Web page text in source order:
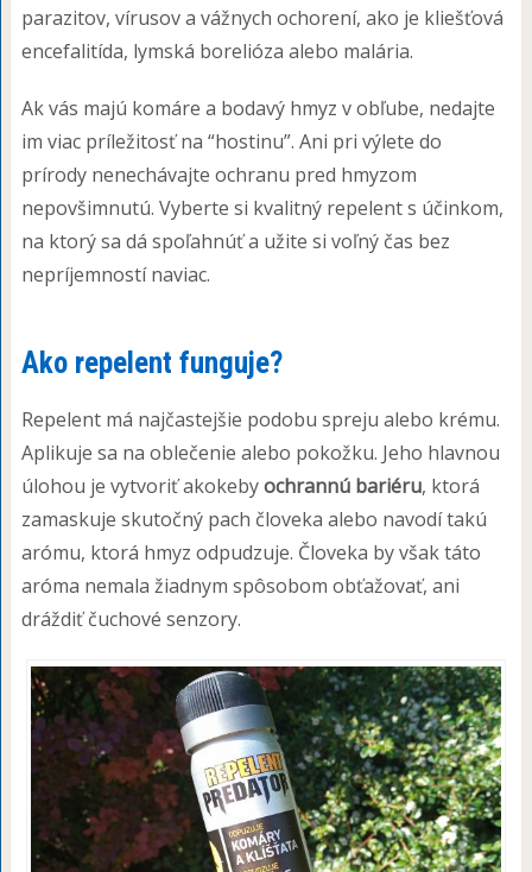
parazitov, vírusov a vážnych ochorení, ako je kliešťová
encefalitída, lymská borelióza alebo malária.
Ak vás majú komáre a bodavý hmyz v obľube, nedajte
im viac príležitosť na “hostinu”. Ani pri výlete do
prírody nenechávajte ochranu pred hmyzom
nepovšimnutú. Vyberte si kvalitný repelent s účinkom,
na ktorý sa dá spoľahnúť a užite si voľný čas bez
nepríjemností naviac.
Ako repelent funguje?
Repelent má najčastejšie podobu spreju alebo krému.
Aplikuje sa na oblečenie alebo pokožku. Jeho hlavnou
úlohou je vytvoriť akokebyochrannú bariéru, ktorá
zamaskuje skutočný pach človeka alebo navodí takú
arómu, ktorá hmyz odpudzuje. Človeka by však táto
aróma nemala žiadnym spôsobom obťažovať, ani
dráždiť čuchové senzory.